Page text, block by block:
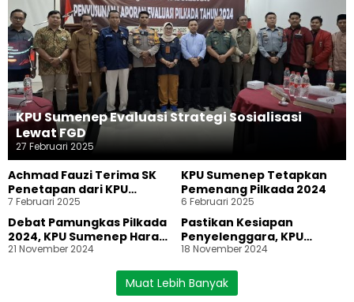
KPU Sumenep Evaluasi Strategi Sosialisasi
Lewat FGD
27 Februari 2025
Achmad Fauzi Terima SK
Penetapan dari KPU
Sumenep
7 Februari 2025
KPU Sumenep Tetapkan
Pemenang Pilkada 2024
6 Februari 2025
Debat Pamungkas Pilkada
2024, KPU Sumenep Harap
Visi Misi Paslon Jadi Acuan
21 November 2024
Pastikan Kesiapan
Penyelenggara, KPU
Sumenep Gelar Simulasi
Penghitungan Suara
Pilkada 2024
18 November 2024
Muat Lebih Banyak